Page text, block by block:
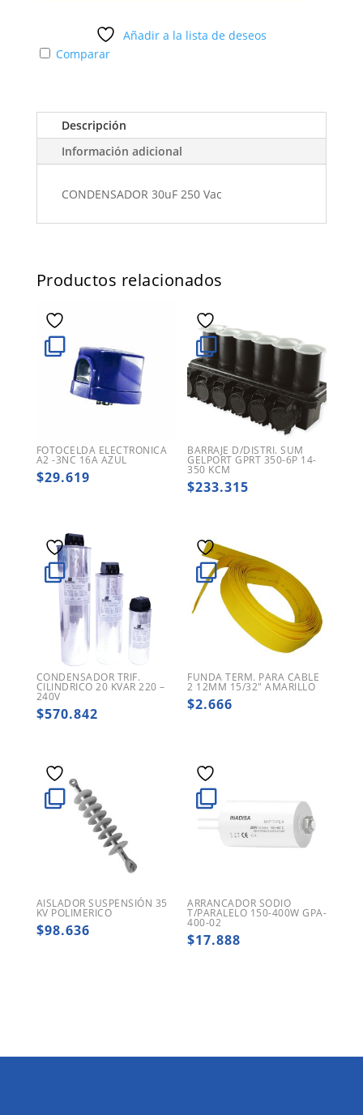
Añadir a la lista de deseos
Comparar
Descripción
Información adicional
CONDENSADOR 30uF 250 Vac
Productos relacionados
FOTOCELDA ELECTRONICA
A2 -3NC 16A AZUL
$29.619
BARRAJE D/DISTRI. SUM
GELPORT GPRT 350-6P 14-
350 KCM
$233.315
CONDENSADOR TRIF.
CILINDRICO 20 KVAR 220 –
240V
$570.842
FUNDA TERM. PARA CABLE
2 12MM 15/32″ AMARILLO
$2.666
AISLADOR SUSPENSIÓN 35
KV POLIMERICO
$98.636
ARRANCADOR SODIO
T/PARALELO 150-400W GPA-
400-02
$17.888